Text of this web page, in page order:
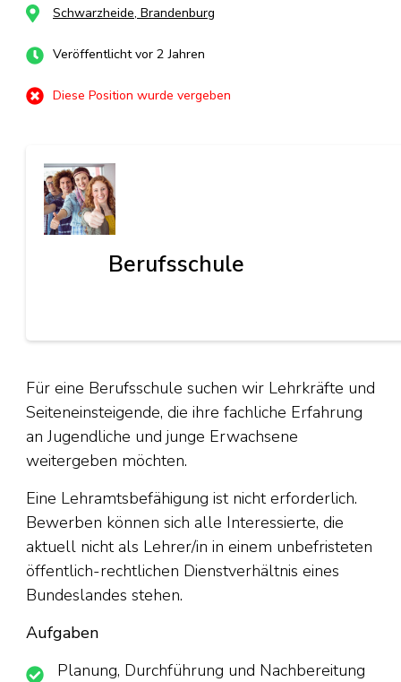
Schwarzheide, Brandenburg
Veröffentlicht vor 2 Jahren
Diese Position wurde vergeben
Berufsschule
Für eine Berufsschule suchen wir Lehrkräfte und
Seiteneinsteigende, die ihre fachliche Erfahrung
an Jugendliche und junge Erwachsene
weitergeben möchten.
Eine Lehramtsbefähigung ist nicht erforderlich.
Bewerben können sich alle Interessierte, die
aktuell nicht als Lehrer/in in einem unbefristeten
öffentlich-rechtlichen Dienstverhältnis eines
Bundeslandes stehen.
Aufgaben
Planung, Durchführung und Nachbereitung